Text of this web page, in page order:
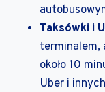
Taksówki i
terminalem,
około 10
Uber i